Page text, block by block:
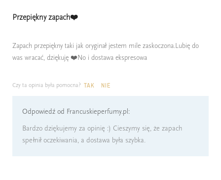
Przepiękny zapach❤️
Zapach przepiękny taki jak oryginał jestem mile zaskoczona.Lubię do
was wracać, dziękuję ❤️No i dostawa ekspresowa
Czy ta opinia była pomocna? TAK NIE
Odpowiedź od Francuskieperfumy.pl:
Bardzo dziękujemy za opinię :) Cieszymy się, że zapach
spełnił oczekiwania, a dostawa była szybka.